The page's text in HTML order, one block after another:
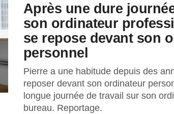
Après une dure
son ordinateur
se repose devant son
personnel
Pierre a une habitude depuis des
reposer devant son ordinateur
longue journée de travail sur son
bureau. Reportage.